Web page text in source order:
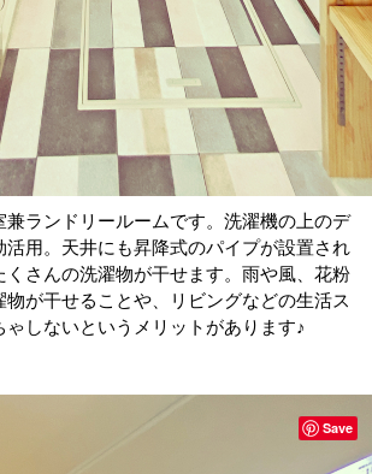
兼ランドリールームです。洗濯機の上のデ
活用。天井にも昇降式のパイプが設置され
くさんの洗濯物が干せます。雨や風、花粉
物が干せることや、リビングなどの生活ス
しないというメリットがあります♪
Save